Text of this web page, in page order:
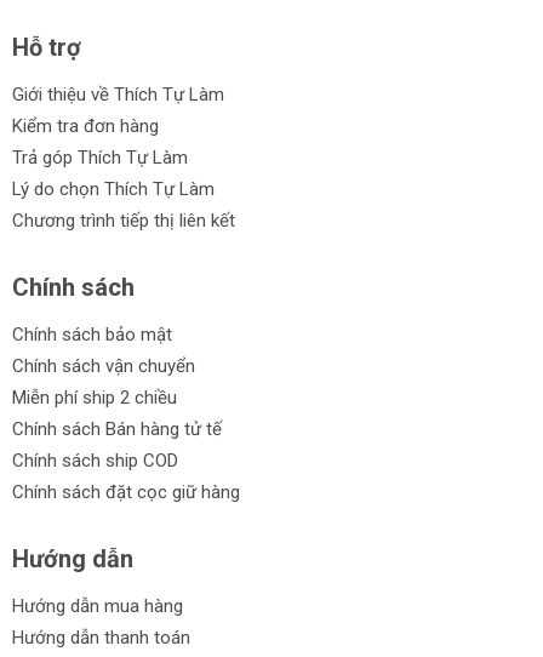
Hỗ trợ
Giới thiệu về Thích Tự Làm
Kiểm tra đơn hàng
Trả góp Thích Tự Làm
Lý do chọn Thích Tự Làm
Chương trình tiếp thị liên kết
Chính sách
Chính sách bảo mật
Chính sách vận chuyển
Miễn phí ship 2 chiều
Chính sách Bán hàng tử tế
Chính sách ship COD
Chính sách đặt cọc giữ hàng
Hướng dẫn
Hướng dẫn mua hàng
Hướng dẫn thanh toán